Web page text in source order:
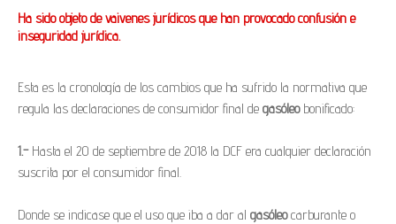
Ha sido objeto de vaivenes jurídicos que han provocado confusión e
inseguridad jurídica.
Esta es la cronología de los cambios que ha sufrido la normativa que
regula las declaraciones de consumidor final de gasóleobonificado:
1.-Hasta el 20 de septiembre de 2018 la DCF era cualquier declaración
suscrita por el consumidor final.
Donde se indicase que el uso que iba a dar al gasóleocarburante o